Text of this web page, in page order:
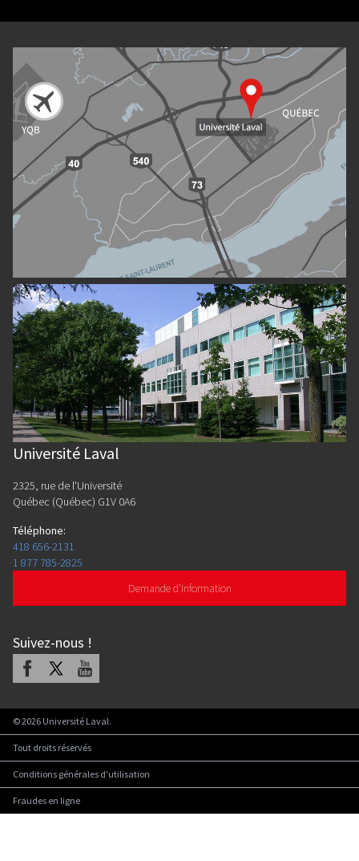
Université Laval
2325, rue de l'Université
Québec (Québec) G1V 0A6
Téléphone:
418 656-2131
1 877 785-2825
Demande d'information
Suivez-nous !
Facebook Youtube
©2026 Université Laval.
Tout droits réservés
Conditions générales d'utilisation
Fraudes en ligne